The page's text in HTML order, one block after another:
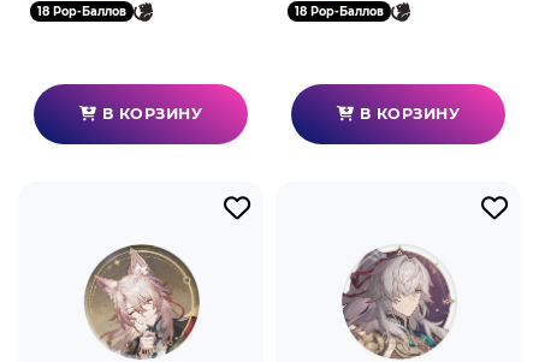
18 Pop-Баллов
В КОРЗИНУ
18 Pop-Баллов
В КОРЗИНУ